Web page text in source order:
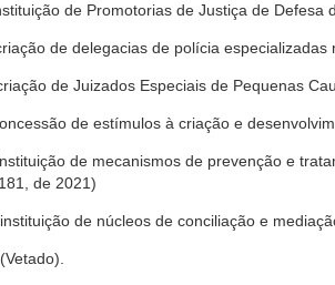
de Promotorias de Justiça de Defesa
de delegacias de polícia
de Juizados Especiais de Pequenas
de estímulos à criação e
de mecanismos de prevenção e
de 2021)
instituição de núcleos de conciliação e
(Vetado).